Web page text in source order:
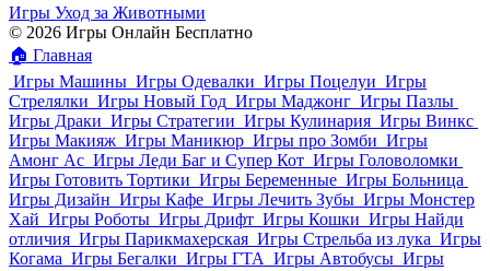
Игры Уход за Животными
© 2026 Игры Онлайн Бесплатно
🏠 Главная
Игры Машины Игры Одевалки Игры Поцелуи Игры
Стрелялки Игры Новый Год Игры Маджонг Игры Пазлы
Игры Драки Игры Стратегии Игры Кулинария Игры Винкс
Игры Макияж Игры Маникюр Игры про Зомби Игры
Амонг Ас Игры Леди Баг и Супер Кот Игры Головоломки
Игры Готовить Тортики Игры Беременные Игры Больница
Игры Дизайн Игры Кафе Игры Лечить Зубы Игры Монстер
Хай Игры Роботы Игры Дрифт Игры Кошки Игры Найди
отличия Игры Парикмахерская Игры Стрельба из лука Игры
Когама Игры Бегалки Игры ГТА Игры Автобусы Игры